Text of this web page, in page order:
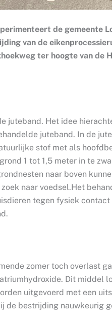
de gemeente
van de
ter hoogte van de
juteband. Het idee
juteband. In de
stof met als
1 tot 1,5 meter in te
naar boven
naar voedsel.Het
tegen fysiek
zomer toch overlast
Dit middel
uitgevoerd met een
de bestrijding nauwkeurig